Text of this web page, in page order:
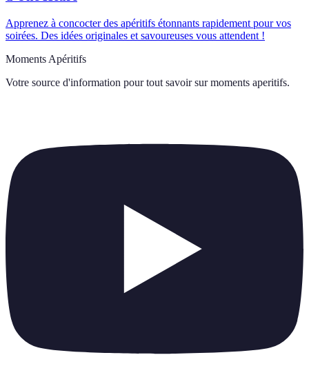
Apprenez à concocter des apéritifs étonnants rapidement pour vos
soirées. Des idées originales et savoureuses vous attendent !
Moments Apéritifs
Votre source d'information pour tout savoir sur moments aperitifs.